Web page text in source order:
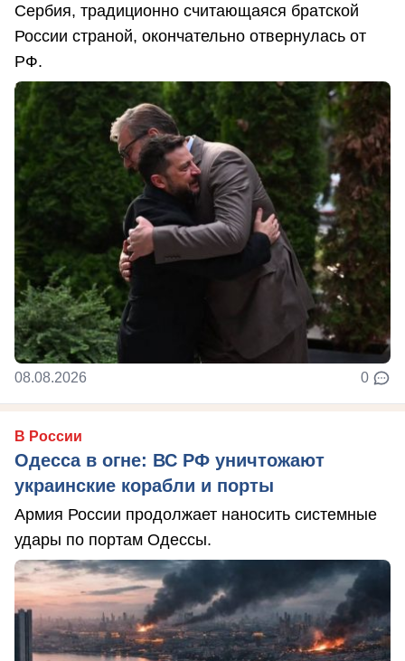
Сербия, традиционно считающаяся братской
России страной, окончательно отвернулась от
РФ.
08.08.2026 0
В России
Одесса в огне: ВС РФ уничтожают
украинские корабли и порты
Армия России продолжает наносить системные
удары по портам Одессы.